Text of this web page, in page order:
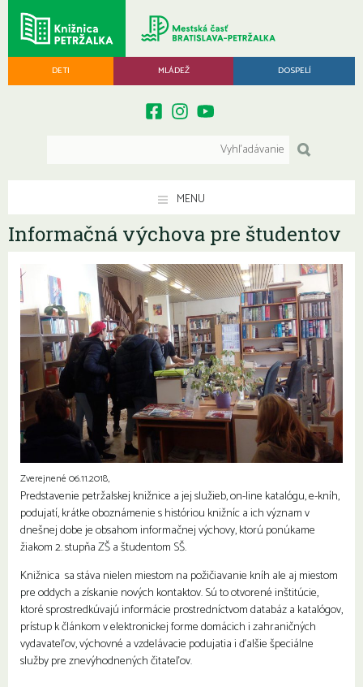
DETI MLÁDEŽ DOSPELÍ
MENU
Informačná výchova pre študentov
Zverejnené 06.11.2018,
Predstavenie petržalskej knižnice a jej služieb, on-line katalógu, e-kníh,
podujatí, krátke oboznámenie s históriou knižníc a ich význam v
dnešnej dobe je obsahom informačnej výchovy, ktorú ponúkame
žiakom 2. stupňa ZŠ a študentom SŠ.
Knižnica sa stáva nielen miestom na požičiavanie kníh ale aj miestom
pre oddych a získanie nových kontaktov. Sú to otvorené inštitúcie,
ktoré sprostredkúvajú informácie prostredníctvom databáz a katalógov,
prístup k článkom v elektronickej forme domácich i zahraničných
vydavateľov, výchovné a vzdelávacie podujatia i ďalšie špeciálne
služby pre znevýhodnených čitateľov.